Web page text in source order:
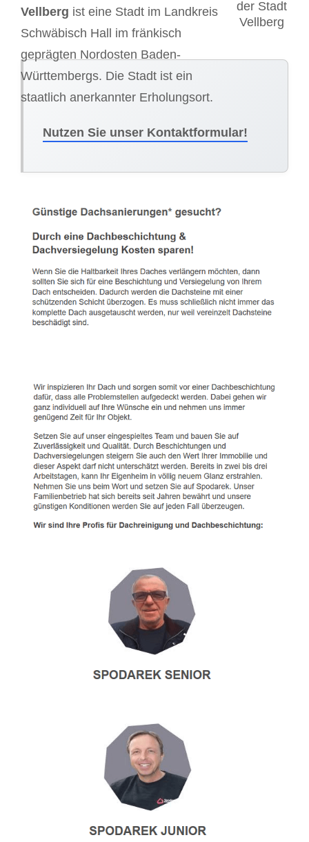
Vellberg ist eine Stadt im Landkreis
Schwäbisch Hall im fränkisch
geprägten Nordosten Baden-
Württembergs. Die Stadt ist ein
staatlich anerkannter Erholungsort.
Nutzen Sie unser Kontaktformular!